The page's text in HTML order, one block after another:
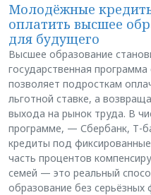
Молодёжные
оплатить высшее
для будущего
Высшее образование
государственная
позволяет подросткам
льготной ставке, а
выхода на рынок труда. В
программе, — Сбербанк, Т-
кредиты под
часть процентов
семей — это реальный
образование без серьёзных